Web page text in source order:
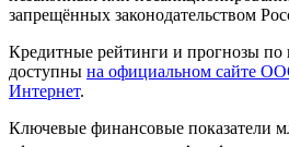
запрещённых законодательством
Кредитные рейтинги и прогнозы
доступны на официальном сайте
Интернет.
Ключевые финансовые показатели